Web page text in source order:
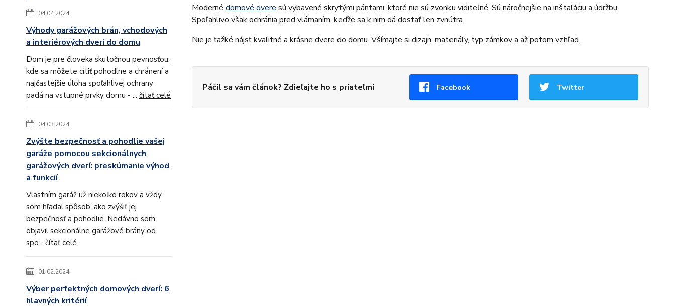
04.04.2024
Výhody garážových brán, vchodových
a interiérových dverí do domu
Dom je pre človeka skutočnou pevnosťou,
kde sa môžete cítiť pohodlne a chránení a
najčastejšie úloha spoľahlivej ochrany
padá na vstupné prvky domu - ... čítať celé
04.03.2024
Zvýšte bezpečnosť a pohodlie vašej
garáže pomocou sekcionálnych
garážových dverí: preskúmanie výhod
a funkcií
Vlastním garáž už niekoľko rokov a vždy
som hľadal spôsob, ako zvýšiť jej
bezpečnosť a pohodlie. Nedávno som
objavil sekcionálne garážové brány od
spo... čítať celé
01.02.2024
Výber perfektných domových dverí: 6
hlavných kritérií
Moderné domové dvere sú vybavené skrytými pántami, ktoré nie sú zvonku viditeľné. Sú náročnejšie na inštaláciu a údržbu.
Spoľahlivo však ochránia pred vlámaním, keďže sa k nim dá dostať len zvnútra.
Nie je ťažké nájsť kvalitné a krásne dvere do domu. Všímajte si dizajn, materiály, typ zámkov a až potom vzhľad.
Páčil sa vám článok? Zdieľajte ho s priateľmi Facebook Twitter